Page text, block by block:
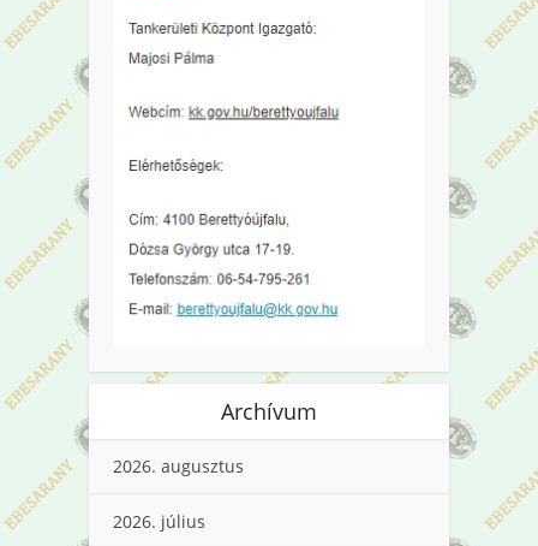
Archívum
2026. augusztus
2026. július